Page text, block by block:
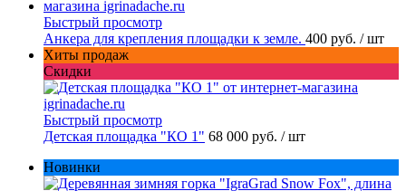
Быстрый просмотр
Анкера для крепления площадки к земле. 400 руб. / шт
Хиты продаж
Скидки
Быстрый просмотр
Детская площадка "КО 1" 68 000 руб. / шт
Новинки